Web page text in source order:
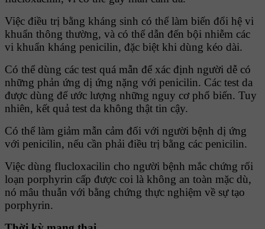
Việc điều trị bằng kháng sinh có thể làm biến đổi hệ vi
khuẩn thông thường, và có thể dẫn đến bội nhiễm các
vi khuẩn kháng penicilin, đặc biệt khi dùng kéo dài.
Có thể dùng các test quá mẫn để xác định người dễ có
những phản ứng dị ứng nặng với penicilin. Các test da
được dùng để ước lượng những nguy cơ phổ biến. Tuy
nhiên, kết quả test da không thật tin cậy.
Có thể làm giảm mẫn cảm đối với người bệnh dị ứng
với penicilin, nếu cần phải điều trị bằng các penicilin.
Việc dùng flucloxacilin cho người bệnh mắc chứng rối
loạn porphyrin cấp được coi là không an toàn mặc dù,
nó mâu thuẫn với bằng chứng thực nghiệm về sự tạo
porphyrin.